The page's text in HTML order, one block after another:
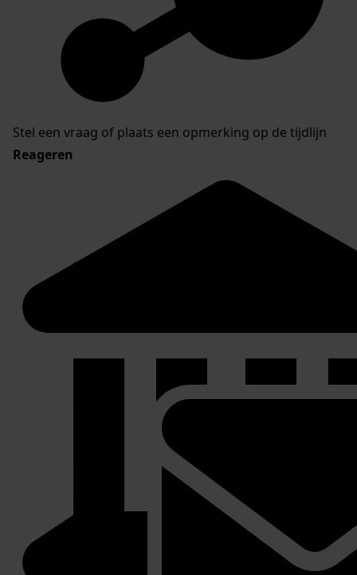
Stel een vraag of plaats een opmerking op de tijdlijn
Reageren